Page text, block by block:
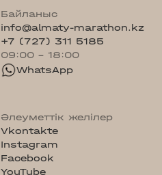
Байланыс
info@almaty-marathon.kz
+7 (727) 311 5185
09:00 - 18:00
WhatsApp
Әлеуметтік желілер
Vkontakte
Instagram
Facebook
YouTube